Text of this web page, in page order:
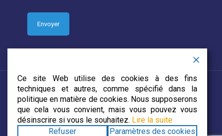
© 2019 CJECDN. Tous droits réservés. Site web conçu par
DevCorp Media
Ce site Web utilise des cookies à des fins
techniques et autres, comme spécifié dans la
politique en matière de cookies. Nous supposerons
que cela vous convient, mais vous pouvez vous
désinscrire si vous le souhaitez. Lire la suite
Refuser
Paramètres des cookies